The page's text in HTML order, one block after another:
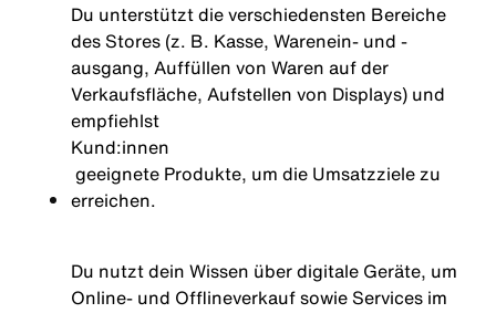
Du unterstützt die verschiedensten Bereiche
des Stores (z. B. Kasse, Warenein- und -
ausgang, Auffüllen von Waren auf der
Verkaufsfläche, Aufstellen von Displays) und
empfiehlst
Kund:innen
geeignete Produkte, um die Umsatzziele zu
erreichen.
Du nutzt dein Wissen über digitale Geräte, um
Online- und Offlineverkauf sowie Services im